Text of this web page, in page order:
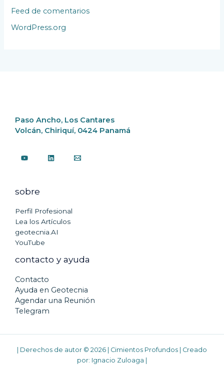
Feed de comentarios
WordPress.org
Paso Ancho, Los Cantares
Volcán, Chiriquí, 0424 Panamá
sobre
Perfil Profesional
Lea los Artículos
geotecnia.AI
YouTube
contacto y ayuda
Contacto
Ayuda en Geotecnia
Agendar una Reunión
Telegram
| Derechos de autor © 2026 | Cimientos Profundos | Creado
por: Ignacio Zuloaga |